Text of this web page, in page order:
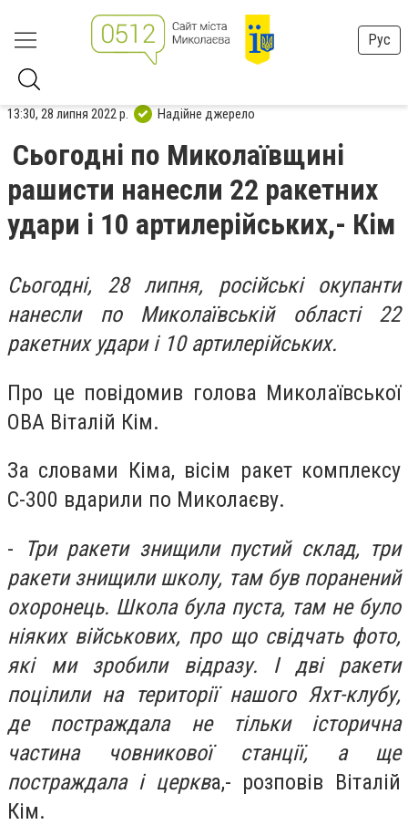
Рус
13:30, 28 липня 2022 р. Надійне джерело
Сьогодні по Миколаївщині
рашисти нанесли 22 ракетних
удари і 10 артилерійських,- Кім
Сьогодні, 28 липня, російські окупанти
нанесли по Миколаївській області 22
ракетних удари і 10 артилерійських.
Про це повідомив голова Миколаївської
ОВА Віталій Кім.
За словами Кіма, вісім ракет комплексу
С-300 вдарили по Миколаєву.
-
Три ракети знищили пустий склад, три
ракети знищили школу, там був поранений
охоронець. Школа була пуста, там не було
ніяких військових, про що свідчать фото,
які ми зробили відразу. І дві ракети
поцілили на території нашого Яхт-клубу,
де постраждала не тільки історична
частина човникової станції, а ще
постраждала і церква,- розповів Віталій
Кім.